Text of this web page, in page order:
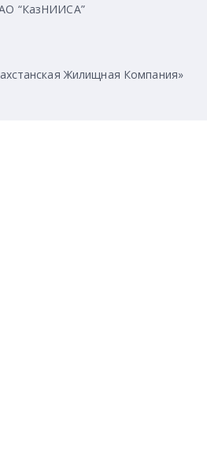
“КазНИИСА”
Жилищная Компания»